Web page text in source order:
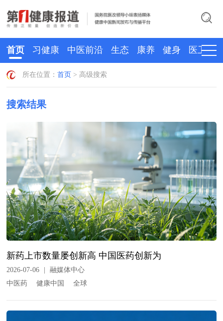
首页 习健康 中医前沿 生态 康养 健身 医卫
所在位置：首页 > 高级搜索
搜索结果
新药上市数量屡创新高 中国医药创新为
2026-07-06
融媒体中心
中医药
健康中国 全球